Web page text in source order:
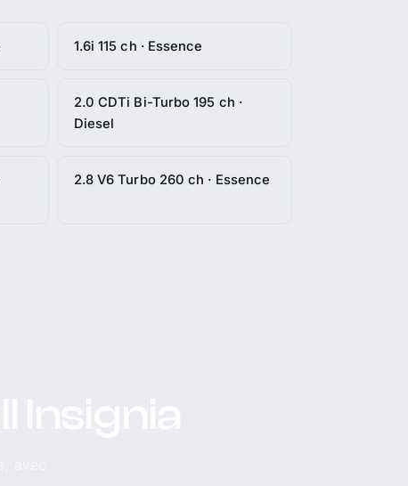
1.6i 115 ch · Essence
2.0 CDTi Bi-Turbo 195 ch ·
Diesel
2.8 V6 Turbo 260 ch · Essence